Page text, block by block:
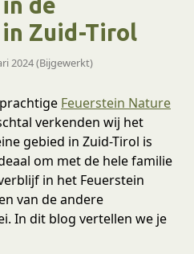
Zuid-Tirol
2024 (Bijgewerkt)
Feuerstein Nature
verkenden wij het
gebied in Zuid-Tirol is
om met de hele familie
in het Feuerstein
van de andere
In dit blog vertellen we je